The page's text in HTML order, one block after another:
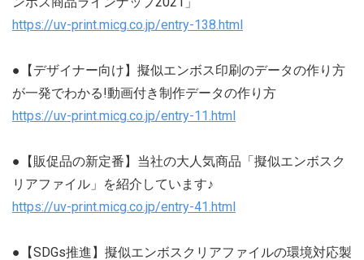
https://uv-print.micg.co.jp/entry-138.html
●【デザイナー向け】擬似エンボス印刷のデータの作り方
が一発でわかる!動画付き制作データの作り方
https://uv-print.micg.co.jp/entry-11.html
●【販促品の新定番】当社の大人気商品「擬似エンボスク
リアファイル」を紹介しています♪
https://uv-print.micg.co.jp/entry-41.html
●【SDGs推進】擬似エンボスクリアファイルの環境対応製